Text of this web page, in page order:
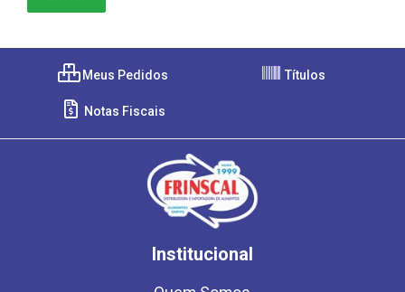
Meus Pedidos Títulos
Notas Fiscais
Institucional